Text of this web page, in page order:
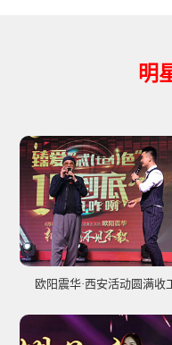
明
欧阳震华·西安活动圆满收